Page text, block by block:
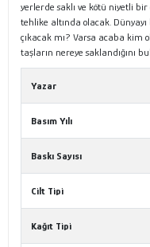
yerlerde saklı ve kötü niyetli
tehlike altında olacak.
çıkacak mı? Varsa acaba kim
taşların nereye saklandığını
Yazar
Basım Yılı
Baskı Sayısı
Cilt Tipi
Kağıt Tipi